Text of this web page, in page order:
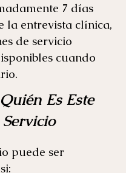
7 días
la entrevista clínica,
de servicio
cuando
Es Este
Servicio
puede ser